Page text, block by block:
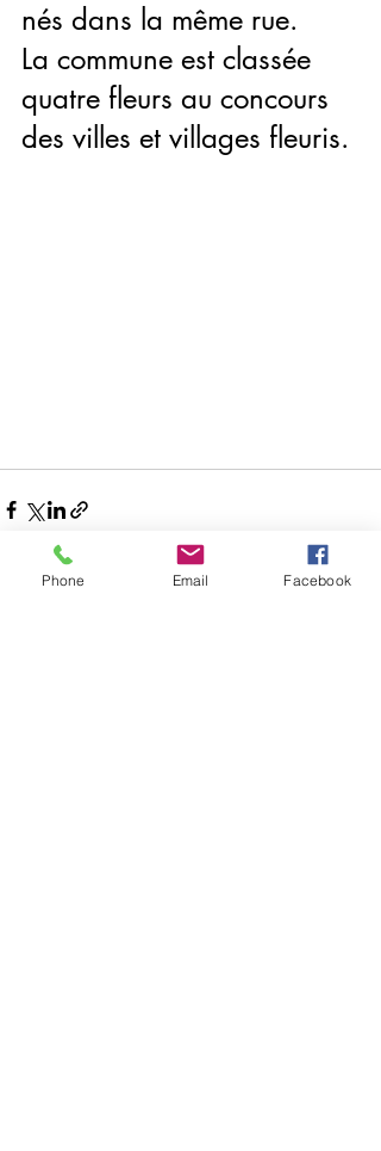
nés dans la même rue.
La commune est classée
quatre fleurs au concours
des villes et villages fleuris.
Phone Email Facebook